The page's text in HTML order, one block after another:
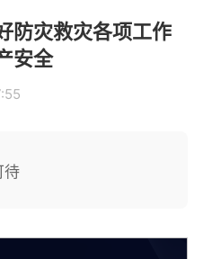
防灾救灾各项工作
安全
待